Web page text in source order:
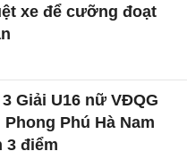
xe để cưỡng đoạt
Giải U16 nữ VĐQG
Phong Phú Hà Nam
3 điểm